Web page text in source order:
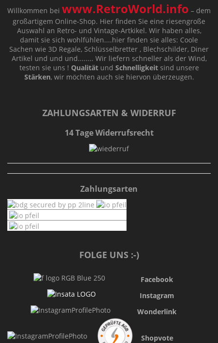
Willkommen bei www.RetroWorld.info – dem
großartigem Online-Shop. Hier finden Sie eine riesengroße
Auswahl an Retro- und Vintage-Artkikel. Wir haben alles,
damit sie sich wohlfühlen....hier finden sie alles: Coole
Sachen wie 3D Regale, Schlüsselbretter , Blechschilder, Diner
Artikel und und und........ Wir liefern schneller als der Wind,
testen sie uns ! Qualitätund Schnelligkeitsind unsere
Stärken, wir möchten auch sie hiervon überzeugen.
ZAHLUNGSARTEN & WIDERRUF
14 Tage Widerrufsrecht
Zahlungsarten
FOLGE UNS :-)
Facebook
Instagram
Wonderlink
Shopvote